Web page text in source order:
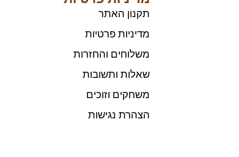
תקנון האתר
מדיניות פרטיות
משלוחים והחזרות
שאלות ותשובות
משחקים וזוכים
הצהרת נגישות